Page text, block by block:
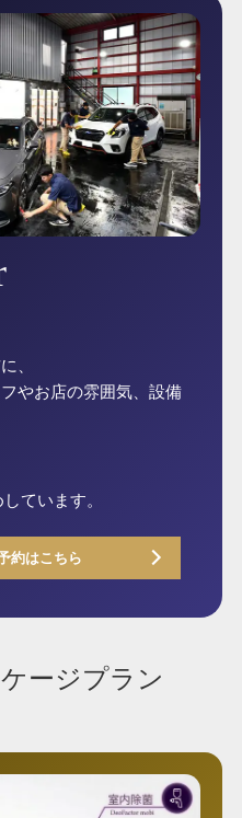
、
やお店の雰囲気、設備
ています。
約はこちら
ージプラン